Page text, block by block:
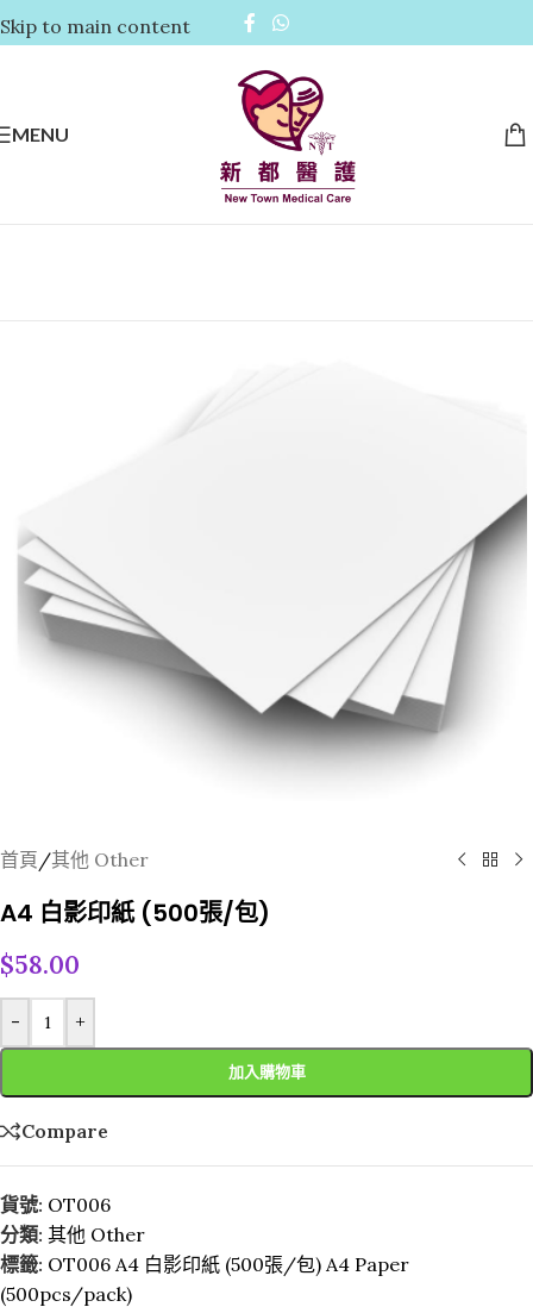
Skip to main content
MENU
首頁 /其他 Other
A4 白影印紙 (500張/包)
$58.00
- +
加入購物車
Compare
貨號: OT006
分類: 其他 Other
標籤: OT006 A4 白影印紙 (500張/包) A4 Paper
(500pcs/pack)